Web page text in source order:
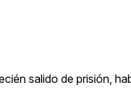
salido de prisión,